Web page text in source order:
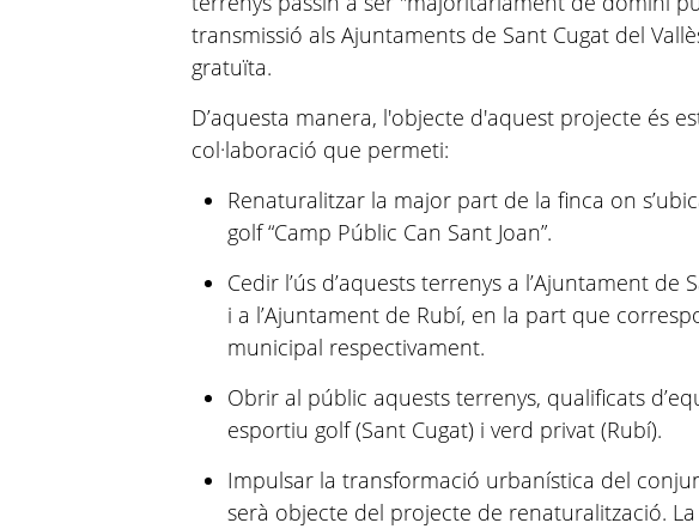
transmissió als Ajuntaments de Sant Cugat del
gratuïta.
D’aquesta manera, l'objecte d'aquest projecte és
col·laboració que permeti:
Renaturalitzar la major part de la finca on
golf “Camp Públic Can Sant Joan”.
Cedir l’ús d’aquests terrenys a l’Ajuntament de
i a l’Ajuntament de Rubí, en la part que
municipal respectivament.
Obrir al públic aquests terrenys, qualificats
esportiu golf (Sant Cugat) i verd privat (Rubí).
Impulsar la transformació urbanística del
serà objecte del projecte de renaturalització.